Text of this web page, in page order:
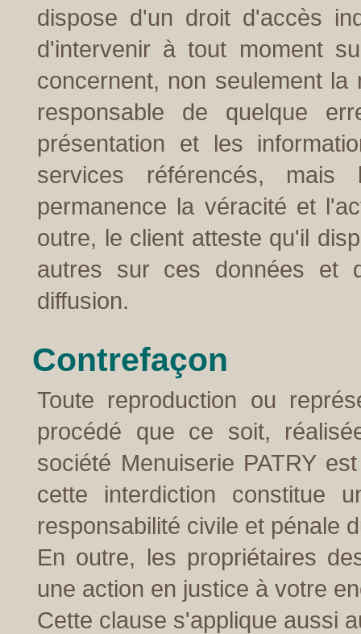
dispose d'un droit d'accès
d'intervenir à tout moment
concernent, non seulement la
responsable de quelque
présentation et les
services référencés,
permanence la véracité et
outre, le client atteste qu'il
autres sur ces données et
diffusion.
Contrefaçon
Toute reproduction ou
procédé que ce soit,
société Menuiserie PATRY
cette interdiction constitue
responsabilité civile et pénale
En outre, les propriétaires
une action en justice à votre
Cette clause s'applique aussi